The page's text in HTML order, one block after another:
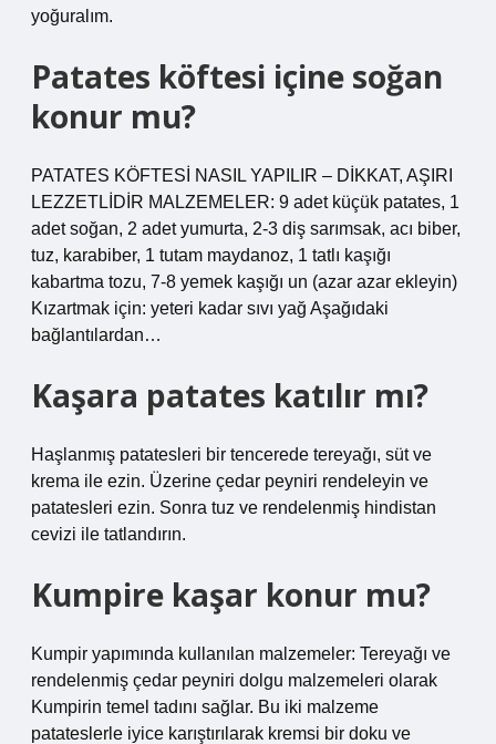
yoğuralım.
Patates köftesi içine soğan
konur mu?
PATATES KÖFTESİ NASIL YAPILIR – DİKKAT, AŞIRI
LEZZETLİDİR MALZEMELER: 9 adet küçük patates, 1
adet soğan, 2 adet yumurta, 2-3 diş sarımsak, acı biber,
tuz, karabiber, 1 tutam maydanoz, 1 tatlı kaşığı
kabartma tozu, 7-8 yemek kaşığı un (azar azar ekleyin)
Kızartmak için: yeteri kadar sıvı yağ Aşağıdaki
bağlantılardan…
Kaşara patates katılır mı?
Haşlanmış patatesleri bir tencerede tereyağı, süt ve
krema ile ezin. Üzerine çedar peyniri rendeleyin ve
patatesleri ezin. Sonra tuz ve rendelenmiş hindistan
cevizi ile tatlandırın.
Kumpire kaşar konur mu?
Kumpir yapımında kullanılan malzemeler: Tereyağı ve
rendelenmiş çedar peyniri dolgu malzemeleri olarak
Kumpirin temel tadını sağlar. Bu iki malzeme
patateslerle iyice karıştırılarak kremsi bir doku ve